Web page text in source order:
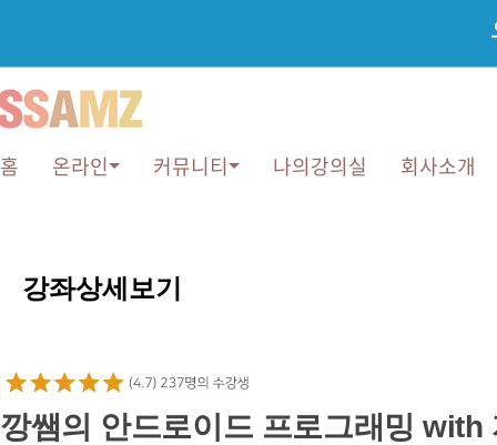
홈 온라인 커뮤니티 나의강의실 회사소개
강좌상세보기
깡쌤의 안드로이드 프로그래밍 with